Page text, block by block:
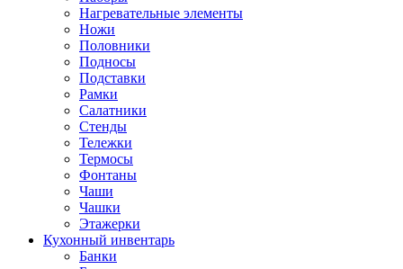
Нагревательные элементы
Ножи
Половники
Подносы
Подставки
Рамки
Салатники
Стенды
Тележки
Термосы
Фонтаны
Чаши
Чашки
Этажерки
Кухонный инвентарь
Банки